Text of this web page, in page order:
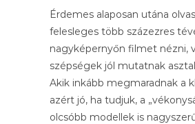
Érdemes alaposan utána
felesleges több százezres
nagyképernyőn filmet nézni,
szépségek jól mutatnak
Akik inkább megmaradnak a
azért jó, ha tudjuk, a
olcsóbb modellek is